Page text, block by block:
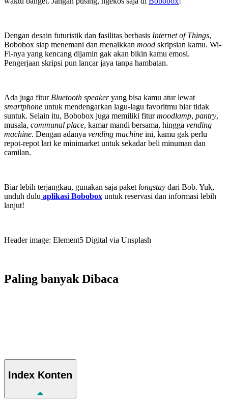
Dengan desain futuristik dan fasilitas berbasis Internet of Things,
Bobobox siap menemani dan menaikkan mood skripsian kamu. Wi-
Fi-nya yang kencang dijamin gak akan bikin kamu emosi.
Pengerjaan skripsi pun lancar jaya tanpa hambatan.
Ada juga fitur Bluetooth speakeryang bisa kamu atur lewat
smartphone untuk mendengarkan lagu-lagu favoritmu biar tidak
suntuk. Selain itu, Bobobox juga memiliki fiturmoodlamp, pantry,
musala, communal place, kamar mandi bersama, hingga vending
machine. Dengan adanya vending machine ini, kamu gak perlu
repot-repot lari ke minimarket untuk sekadar beli minuman dan
camilan.
Biar lebih terjangkau, gunakan saja paket longstay dari Bob. Yuk,
unduh dulu aplikasi Bobobox untuk reservasi dan informasi lebih
lanjut!
Header image: Element5 Digital via Unsplash
Paling banyak Dibaca
Index Konten